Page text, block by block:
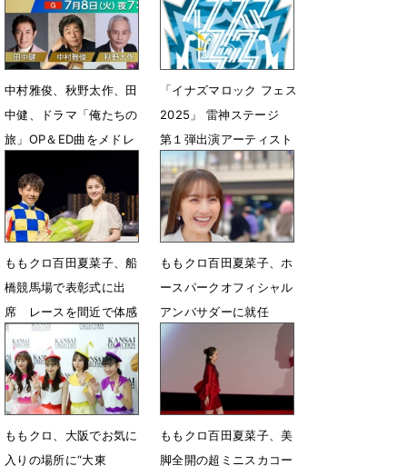
6月4日 08時14分
中村雅俊、秋野太作、田
中健、ドラマ「俺たちの
旅」OP＆ED曲をメドレ
7月1日 14時12分
「イナズマロック フェス
2025」 雷神ステージ
第１弾出演アーティスト
発表
6月6日 13時26分
ももクロ百田夏菜子、船
橋競馬場で表彰式に出
席 レースを間近で体感
「気持ちが高まった」
5月6日 21時58分
ももクロ百田夏菜子、ホ
ースパークオフィシャル
アンバサダーに就任
ももクロ、大阪でお気に
入りの場所に“大東
ももクロ百田夏菜子、美
脚全開の超ミニスカコー